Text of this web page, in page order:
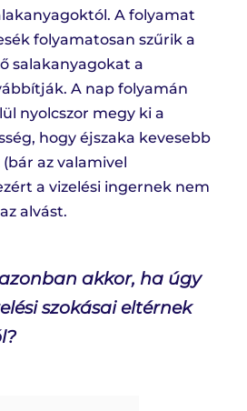
A folyamat
folyamatosan szűrik a
salakanyagokat a
A nap folyamán
nyolcszor megy ki a
hogy éjszaka kevesebb
az valamivel
a vizelési ingernek nem
alvást.
akkor, ha úgy
szokásai eltérnek